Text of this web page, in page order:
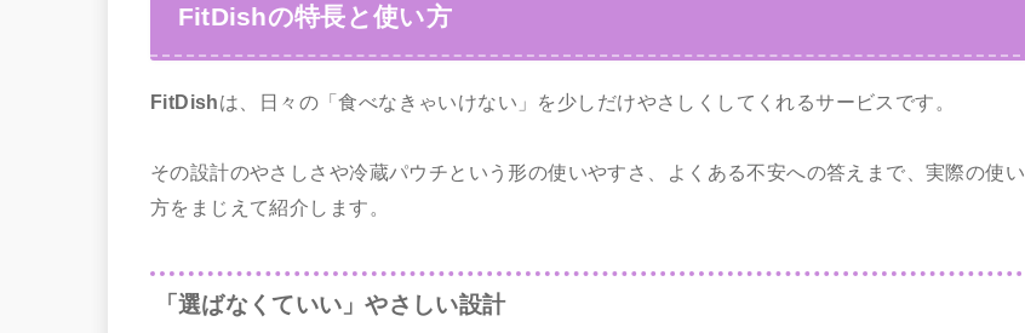
FitDishの特長と使い方
FitDishは、日々の「食べなきゃいけない」を少しだけやさしくしてくれるサービスです。
その設計のやさしさや冷蔵パウチという形の使いやすさ、よくある不安への答えまで、実際の使い
方をまじえて紹介します。
「選ばなくていい」やさしい設計